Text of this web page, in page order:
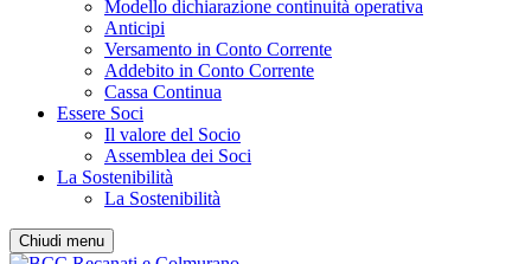
Modello dichiarazione continuità operativa
Anticipi
Versamento in Conto Corrente
Addebito in Conto Corrente
Cassa Continua
Essere Soci
Il valore del Socio
Assemblea dei Soci
La Sostenibilità
La Sostenibilità
Chiudi menu